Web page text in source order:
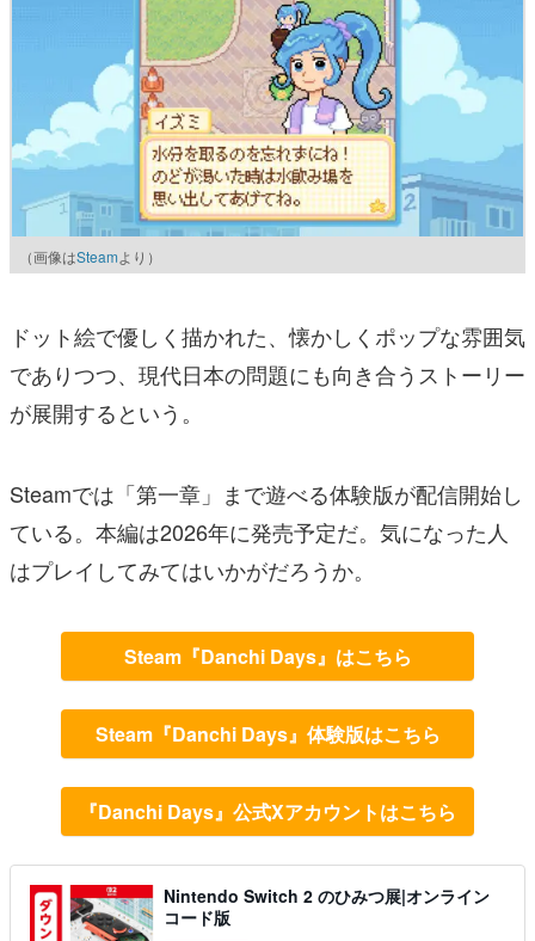
（画像はSteamより）
ドット絵で優しく描かれた、懐かしくポップな雰囲気
でありつつ、現代日本の問題にも向き合うストーリー
が展開するという。
Steamでは「第一章」まで遊べる体験版が配信開始し
ている。本編は2026年に発売予定だ。気になった人
はプレイしてみてはいかがだろうか。
Steam『Danchi Days』はこちら
Steam『Danchi Days』体験版はこちら
『Danchi Days』公式Xアカウントはこちら
Nintendo Switch 2 のひみつ展|オンライン
コード版